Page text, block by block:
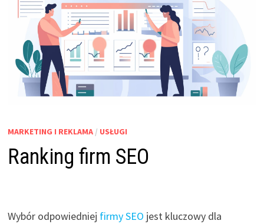
MARKETING I REKLAMA/ USŁUGI
Ranking firm SEO
Wybór odpowiedniej firmySEO jest kluczowy dla